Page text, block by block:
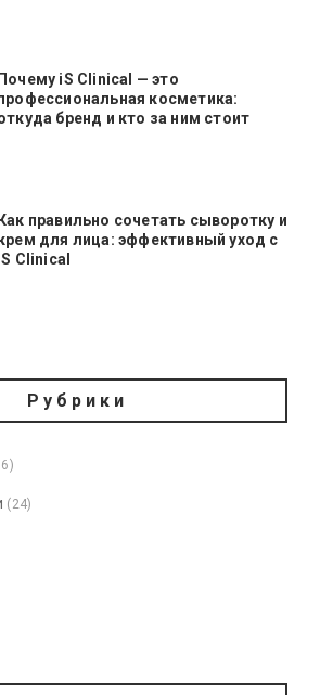
Почему iS Clinical — это
косметика:
бренд и кто за ним стоит
Как правильно сочетать сыворотку и
для лица: эффективный уход с
Clinical
Рубрики
(24)